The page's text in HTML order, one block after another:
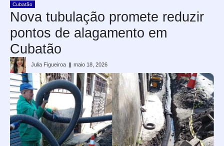
Cubatão
Nova tubulação promete reduzir
pontos de alagamento em
Cubatão
Julia Figueiroa maio 18, 2026